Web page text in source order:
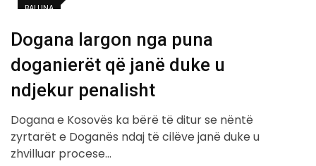
BALLINA
Dogana largon nga puna
doganierët që janë duke u
ndjekur penalisht
Dogana e Kosovës ka bërë të ditur se nëntë
zyrtarët e Doganës ndaj të cilëve janë duke u
zhvilluar procese…